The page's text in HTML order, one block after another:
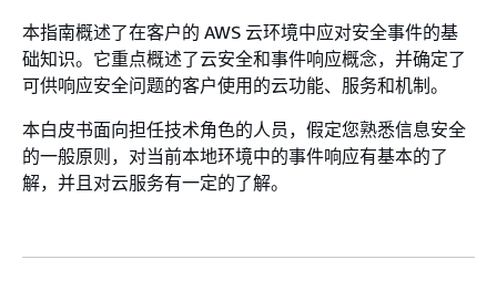
本指南概述了在客户的 AWS 云环境中应对安全事件的基
础知识。它重点概述了云安全和事件响应概念，并确定了
可供响应安全问题的客户使用的云功能、服务和机制。
本白皮书面向担任技术角色的人员，假定您熟悉信息安全
的一般原则，对当前本地环境中的事件响应有基本的了
解，并且对云服务有一定的了解。